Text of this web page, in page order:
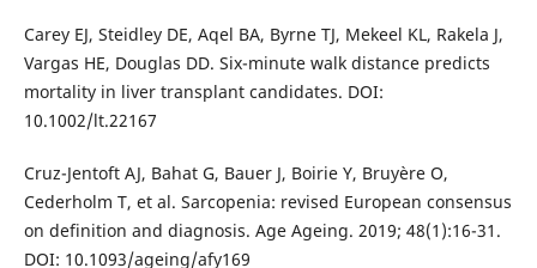
Carey EJ, Steidley DE, Aqel BA, Byrne TJ, Mekeel KL, Rakela J,
Vargas HE, Douglas DD. Six-minute walk distance predicts
mortality in liver transplant candidates. DOI:
10.1002/lt.22167
Cruz-Jentoft AJ, Bahat G, Bauer J, Boirie Y, Bruyère O,
Cederholm T, et al. Sarcopenia: revised European consensus
on definition and diagnosis. Age Ageing. 2019; 48(1):16-31.
DOI: 10.1093/ageing/afy169